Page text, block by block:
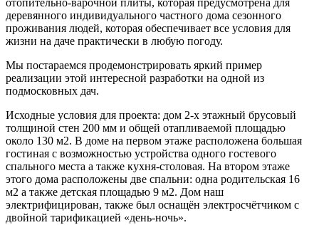
отопительно-варочной плиты, которая предусмотрена для
деревянного индивидуального частного дома сезонного
проживания людей, которая обеспечивает все условия для
жизни на даче практически в любую погоду.
Мы постараемся продемонстрировать яркий пример
реализации этой интересной разработки на одной из
подмосковных дач.
Исходные условия для проекта: дом 2-х этажный брусовый
толщиной стен 200 мм и общей отапливаемой площадью
около 130 м2. В доме на первом этаже расположена большая
гостиная с возможностью устройства одного гостевого
спального места а также кухня-столовая. На втором этаже
этого дома расположены две спальни: одна родительская 16
м2 а также детская площадью 9 м2. Дом наш
электрифицирован, также был оснащён электросчётчиком с
двойной тарификацией «день-ночь».